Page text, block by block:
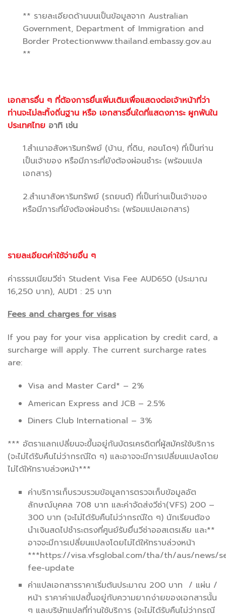
** รายละเอียดด้านบนเป็นข้อมูลจาก Australian
Government, Department of Immigration and
Border Protectionwww.thailand.embassy.gov.au
**
เอกสารอื่น ๆ ที่ต้องการยื่นเพิ่มเติมเพื่อแสดงต่อเจ้าหน้าที่ว่า
ท่านจะไม่ละทิ้งถิ่นฐาน หรือ เอกสารอื่นใดที่แสดงภาระ ผูกพันใน
ประเทศไทย อาทิ เช่น
1.สำเนาอสังหาริมทรัพย์ (บ้าน, ที่ดิน, คอนโดฯ) ที่เป็นท่าน
เป็นเจ้าของ หรือมีภาระที่ยังต้องผ่อนชำระ (พร้อมแปล
เอกสาร)
2.สำเนาสังหาริมทรัพย์ (รถยนต์) ที่เป็นท่านเป็นเจ้าของ
หรือมีภาระที่ยังต้องผ่อนชำระ (พร้อมแปลเอกสาร)
รายละเอียดค่าใช้จ่ายอื่น ๆ
ค่าธรรมเนียมวีซ่า Student Visa Fee AUD650 (ประมาณ
16,250 บาท), AUD1 : 25 บาท
Fees and charges for visas
​If you pay for your visa application by credit card, a
surcharge will apply. The current surcharge rates
are:
Visa and Master Card* – 2%
American Express and JCB – 2.5%
Diners Club International – 3%
*** อัตราแลกเปลี่ยนจะขึ้นอยู่กันบัตรเครดิตที่ผู้สมัครใช้บริการ
(จะไม่ได้รับคืนไม่ว่ากรณีใด ๆ) และอาจจะมีการเปลี่ยนแปลงโดย
ไม่ได้ให้ทราบล่วงหน้า***
ค่าบริการเก็บรวบรวมข้อมูลการตรวจเก็บข้อมูลอัต
ลักษณ์บุคคล 708 บาท และค่าจัดส่งวีซ่า(VFS) 200 –
300 บาท (จะไม่ได้รับคืนไม่ว่ากรณีใด ๆ) นักเรียนต้อง
นำเงินสดไปชำระตรงที่ศูนย์รับยื่นวีซ่าออสเตรเลีย และ**
อาจจะมีการเปลี่ยนแปลงโดยไม่ได้ให้ทราบล่วงหน้า
***https://visa.vfsglobal.com/tha/th/aus/news/
fee-update
ค่าแปลเอกสารราคาเริ่มต้นประมาณ 200 บาท / แผ่น /
หน้า ราคาค่าแปลขึ้นอยู่กับความยากง่ายของเอกสารนั้น
ๆ และบริษัทแปลที่ท่านใช้บริการ (จะไม่ได้รับคืนไม่ว่ากรณี